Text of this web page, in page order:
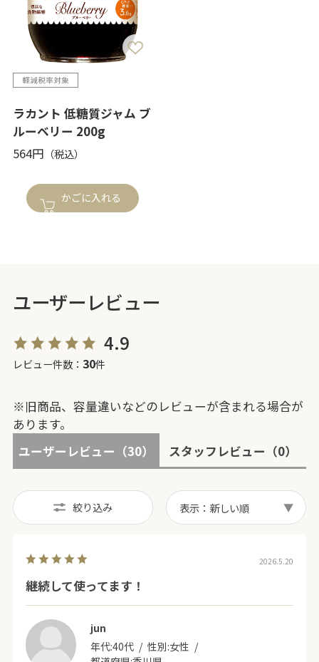
ラカント 低糖質ジャム ブ
ルーベリー 200g
564円
かごに入れる
ユーザーレビュー
4.9
レビュー件数： 30件
※旧商品、容量違いなどのレビューが含まれる場合が
あります。
ユーザーレビュー （30） スタッフレビュー （0）
絞り込み 表示：新しい順
2026.5.20
継続して使ってます！
jun
年代:40代 性別:女性